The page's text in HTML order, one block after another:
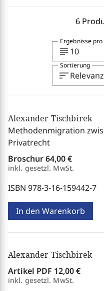
6
subject 10
Ergebnisse
sortRelevanz
Sortierung
Alexander Tischbirek
Methodenmigration
Privatrecht
Broschur64,00 €
inkl. gesetzl. MwSt.
ISBN 978-3-16-159442-7
In den Warenkorb
Alexander Tischbirek
Artikel PDF 12,00 €
inkl. gesetzl. MwSt.